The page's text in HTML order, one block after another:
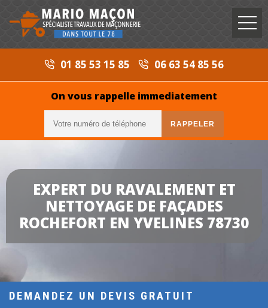
01 85 53 15 85 06 63 54 85 56
On vous rappelle immediatement
EXPERT DU RAVALEMENT ET
NETTOYAGE DE FAÇADES
ROCHEFORT EN YVELINES 78730
DEMANDEZ UN DEVIS GRATUIT